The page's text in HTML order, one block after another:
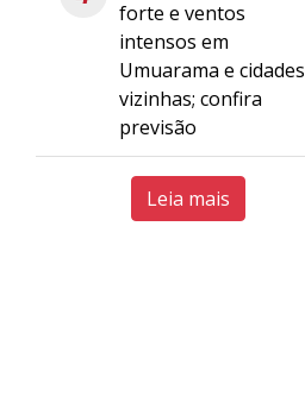
forte e ventos
intensos em
Umuarama e cidades
vizinhas; confira
previsão
Leia mais